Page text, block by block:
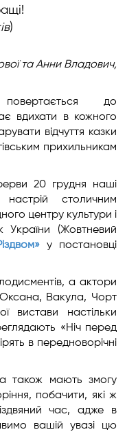
)
та Анни Владович,
повертається до
вдихати в кожного
відчуття казки
прихильникам
20 грудня наші
столичним
центру культури і
України (Жовтневий
у постановці
а актори
Оксана, Вакула, Чорт
вистави настільки
«Ніч перед
в передноворічні
також мають змогу
побачити, які ж
час, адже в
вашій увазі цю